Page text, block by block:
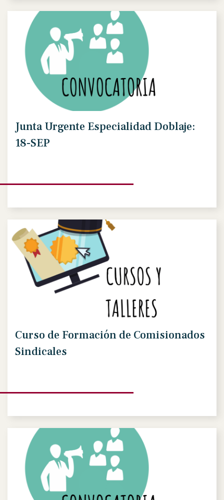
Junta Urgente Especialidad Doblaje:
18-SEP
Curso de Formación de Comisionados
Sindicales